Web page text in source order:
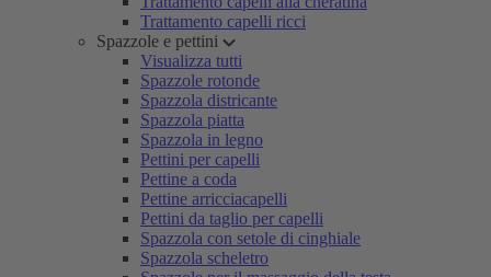
Trattamento capelli ricci
Spazzole e pettini
Visualizza tutti
Spazzole rotonde
Spazzola districante
Spazzola piatta
Spazzola in legno
Pettini per capelli
Pettine a coda
Pettine arricciacapelli
Pettini da taglio per capelli
Spazzola con setole di cinghiale
Spazzola scheletro